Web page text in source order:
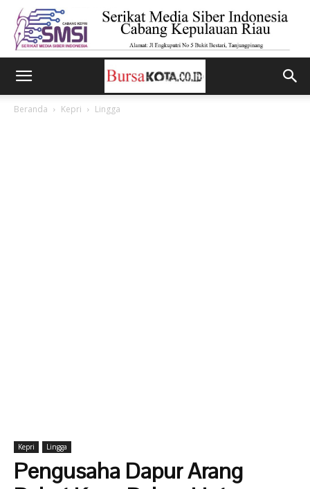
Beranda Kepri Lingga
Kepri Lingga
Pengusaha Dapur Arang